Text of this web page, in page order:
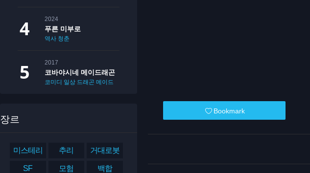
2024
푸른 미부로
역사 청춘
2017
코바야시네 메이드래곤
코미디 일상 드래곤 메이드
장르
미스테리 추리 거대로봇
SF 모험 백합
Bookmark